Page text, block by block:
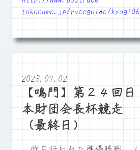
tokoname.jp/raceguide/kyogi06
2023.07.02
【鳴門】第２４回日
本財団会長杯競走
（最終日）